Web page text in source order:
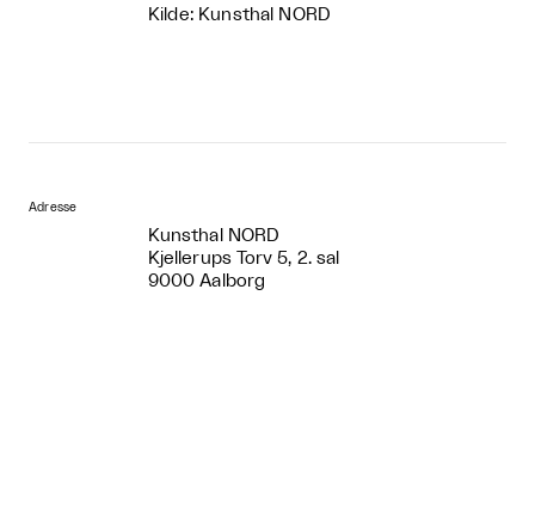
Kilde: Kunsthal NORD
Adresse
Kunsthal NORD
Kjellerups Torv 5, 2. sal
9000 Aalborg